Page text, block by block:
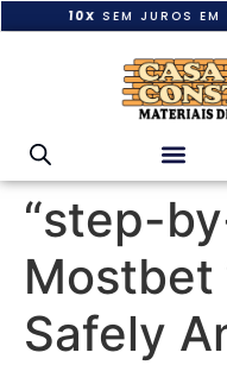
10X SEM JUROS EM
“step-
Mostbet
Safely